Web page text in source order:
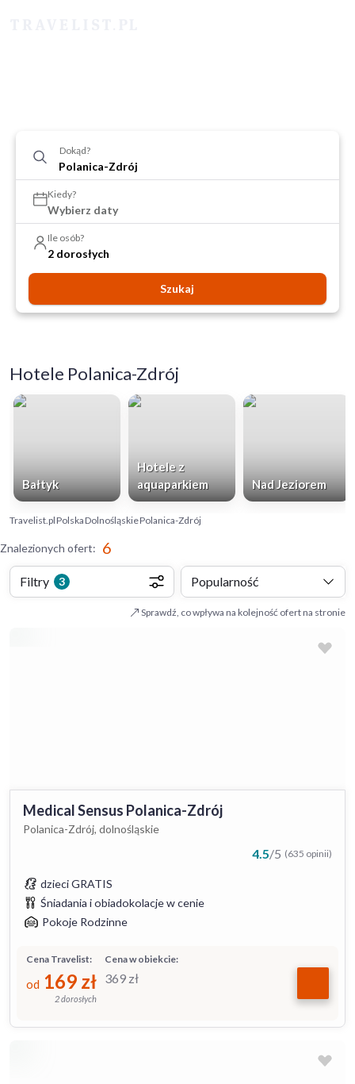
Dokąd?
Kiedy?
Wybierz daty
Ile osób?
2 dorosłych
Szukaj
Hotele Polanica-Zdrój
Bałtyk
Hotele z
aquaparkiem
Nad Jeziorem
Travelist.plPolskaDolnośląskiePolanica-Zdrój
Znalezionych ofert: 6
Filtry 3 Popularność
Sprawdź, co wpływa na kolejność ofert na stronie
Medical Sensus Polanica-Zdrój
Polanica-Zdrój, dolnośląskie
4.5/5 (635 opinii)
dzieci GRATIS
Śniadania i obiadokolacje w cenie
Pokoje Rodzinne
Cena w obiekcie:
369 zł
Cena Travelist:
od 169 zł
2 dorosłych